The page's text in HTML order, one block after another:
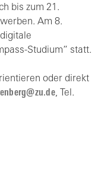
bis zum 21.
Am 8.
Studium“ statt.
oder direkt
nb rg z d
, Tel.